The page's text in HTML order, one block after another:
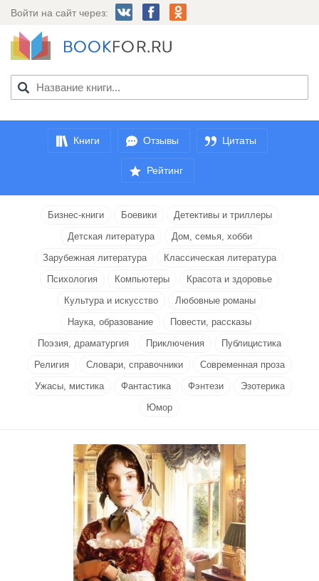
Войти на сайт через:
Книги Отзывы Цитаты
Рейтинг
Бизнес-книги Боевики
Детективы и триллеры
Детская литература
Дом, семья, хобби
Зарубежная литература
Классическая литература
Психология
Компьютеры
Красота и здоровье
Культура и искусство
Любовные романы
Наука, образование
Повести, рассказы
Поэзия, драматургия
Приключения
Публицистика
Религия
Словари, справочники
Современная проза
Ужасы, мистика
Фантастика Фэнтези
Эзотерика
Юмор